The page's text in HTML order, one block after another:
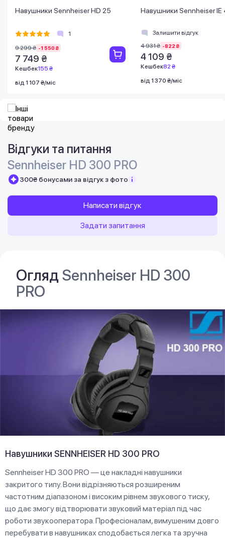
Навушники Sennheiser HD 25
1
9 299 ₴ -1 550 ₴
7 749 ₴
Кешбек155 ₴
від 1 107 ₴/міс
Навушники Sennheiser IE
Залишити відгук
4 931 ₴ -822 ₴
4 109 ₴
Кешбек82 ₴
від 1 370 ₴/міс
Відгуки та питання
Sennheiser HD 300 PRO
300₴ бонусами за відгук з фото
Написати відгук
Задати запитання
ОглядSennheiser HD 300
PRO
Навушники SENNHEISER HD 300 PRO
Sennheiser HD 300 PRO — це накладні навушники
закритого типу. Вони відрізняються розширеним
частотним діапазоном і високим рівнем звукового тиску,
що дає змогу відтворювати звуковий матеріал під час
роботи звукооператора. Професіоналам, вимушеним довго
перебувати в навушниках сподобається легка та зручна